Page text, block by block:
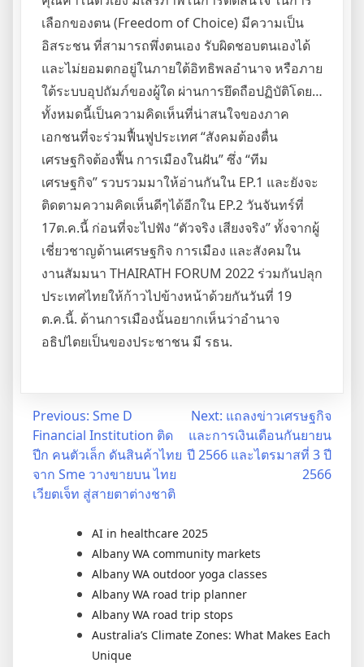
เลือกของตน (Freedom of Choice) มีความเป็น
อิสระชน ที่สามารถพึ่งตนเอง รับผิดชอบตนเองได้
และไม่ยอมตกอยู่ในภายใต้อิทธิพลอำนาจ หรือภาย
ใต้ระบบอุปถัมภ์ของผู้ใด ผ่านการยึดถือปฏิบัติโดย…
ทั้งหมดนี้เป็นความคิดเห็นที่น่าสนใจของภาค
เอกชนที่จะร่วมฟื้นฟูประเทศ “สังคมต้องตื่น
เศรษฐกิจต้องฟื้น การเมืองในฝัน” ซึ่ง “ทีม
เศรษฐกิจ” รวบรวมมาให้อ่านกันใน EP.1 และยังจะ
ติดตามความคิดเห็นดีๆได้อีกใน EP.2 วันจันทร์ที่
17ต.ค.นี้ ก่อนที่จะไปฟัง “ตัวจริง เสียงจริง” ทั้งจากผู้
เชี่ยวชาญด้านเศรษฐกิจ การเมือง และสังคมใน
งานสัมมนา THAIRATH FORUM 2022 ร่วมกันปลุก
ประเทศไทยให้ก้าวไปข้างหน้าด้วยกันวันที่ 19
ต.ค.นี้. ด้านการเมืองนั้นอยากเห็นว่าอำนาจ
อธิปไตยเป็นของประชาชน มี รธน.
Post
navigation
Previous: Sme D
Financial Institution ติด
ปีก คนตัวเล็ก ดันสินค้าไทย
จาก Sme วางขายบน ไทย
เวียตเจ็ท สู่สายตาต่างชาติ
Next: แถลงข่าวเศรษฐกิจ
และการเงินเดือนกันยายน
ปี 2566 และไตรมาสที่ 3 ปี
2566
AI in healthcare 2025
Albany WA community markets
Albany WA outdoor yoga classes
Albany WA road trip planner
Albany WA road trip stops
Australia’s Climate Zones: What Makes Each
Unique